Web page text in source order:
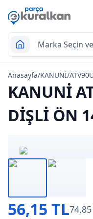
Anasayfa/KANUNİ/ATV90U
KANUNİ
DİŞLİ ÖN
56,15 TL